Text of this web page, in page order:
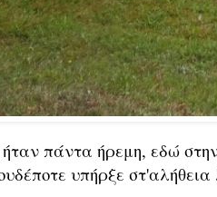
πάντα ήρεμη, εδώ
υπήρξε